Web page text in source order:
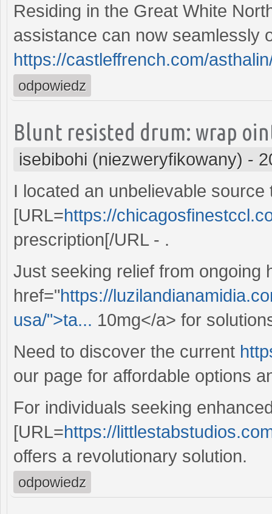
Residing in the Great White
assistance can now seamlessly
https://castleffrench.com/
odpowiedz
Blunt resisted drum: wrap
isebibohi (niezweryfikowany) -
I located an unbelievable source
[URL=https://
prescription[/URL - .
Just seeking relief from ongoing
href="https://
usa/">ta... 10mg</a> for
Need to discover the current
our page for affordable options
For individuals seeking
[URL=https://
offers a revolutionary solution.
odpowiedz